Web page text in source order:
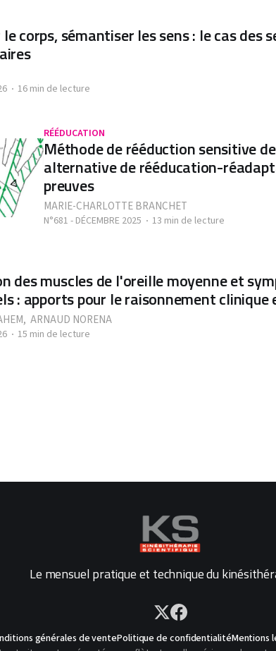
le corps, sémantiser les sens : le cas des
16 min de lecture
RÉÉDUCATION
Méthode de rééduction sensitive
alternative de rééducation-
preuves
MARIE-CHARLOTTE BRANCHET
N°681 - DÉCEMBRE 2025 13 min de lecture
des muscles de l'oreille moyenne et
: apports pour le raisonnement
, ARNAUD NORENA
15 min de lecture
Le mensuel pratique et technique du
générales de ventePolitique de confidentialitéMentions